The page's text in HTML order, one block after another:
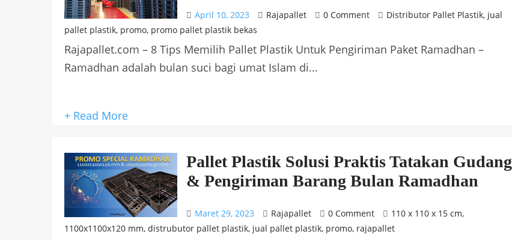
April 10, 2023 Rajapallet 0 Comment Distributor Pallet Plastik, jual
pallet plastik, promo, promo pallet plastik bekas
Rajapallet.com – 8 Tips Memilih Pallet Plastik Untuk Pengiriman Paket Ramadhan –
Ramadhan adalah bulan suci bagi umat Islam di...
+ Read More
Pallet Plastik Solusi Praktis Tatakan Gudang
& Pengiriman Barang Bulan Ramadhan
Maret 29, 2023 Rajapallet 0 Comment 110 x 110 x 15 cm,
1100x1100x120 mm, distrubutor pallet plastik, jual pallet plastik, promo, rajapallet